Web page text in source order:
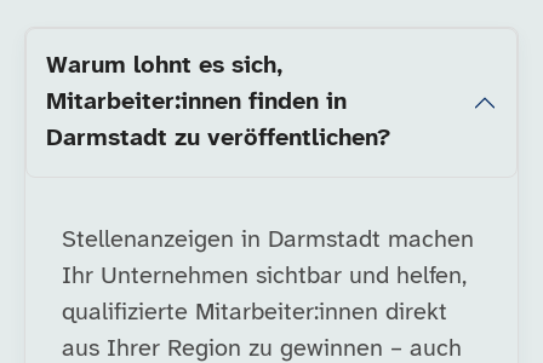
Warum lohnt es sich,
Mitarbeiter:innen finden in
Darmstadt zu veröffentlichen?
Stellenanzeigen in Darmstadt machen
Ihr Unternehmen sichtbar und helfen,
qualifizierte Mitarbeiter:innen direkt
aus Ihrer Region zu gewinnen – auch